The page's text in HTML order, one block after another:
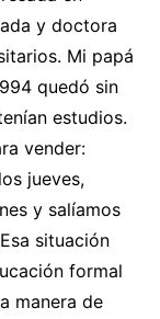
y doctora
Mi papá
quedó sin
estudios.
vender:
jueves,
y salíamos
situación
formal
manera de